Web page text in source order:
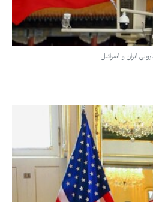
ایران و اسرائیل